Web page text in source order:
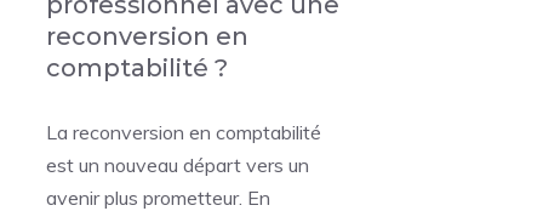
reconversion en
comptabilité ?
La reconversion en comptabilité
est un nouveau départ vers un
avenir plus prometteur. En